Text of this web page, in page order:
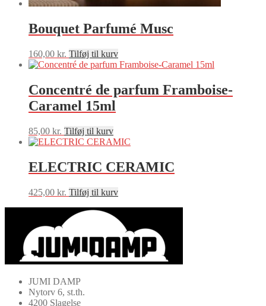
Bouquet Parfumé Musc
160,00 kr. Tilføj til kurv
Concentré de parfum Framboise-
Caramel 15ml
85,00 kr. Tilføj til kurv
ELECTRIC CERAMIC
425,00 kr. Tilføj til kurv
JUMI DAMP
Nytorv 6, st.th.
4200 Slagelse